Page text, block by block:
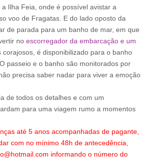
Ilha Feia, onde é possível avistar a
voo de Fragatas. E do lado oposto da
de parada para um banho de mar, em que
no escorregador da embarcação e um
é disponibilizado para o banho
passeio e o banho são monitorados por
precisa saber nadar para viver a emoção
de todos os detalhes e com um
para uma viagem rumo a momentos
até 5 anos acompanhadas de pagante,
com no mínimo 48h de antecedência,
informando o número do